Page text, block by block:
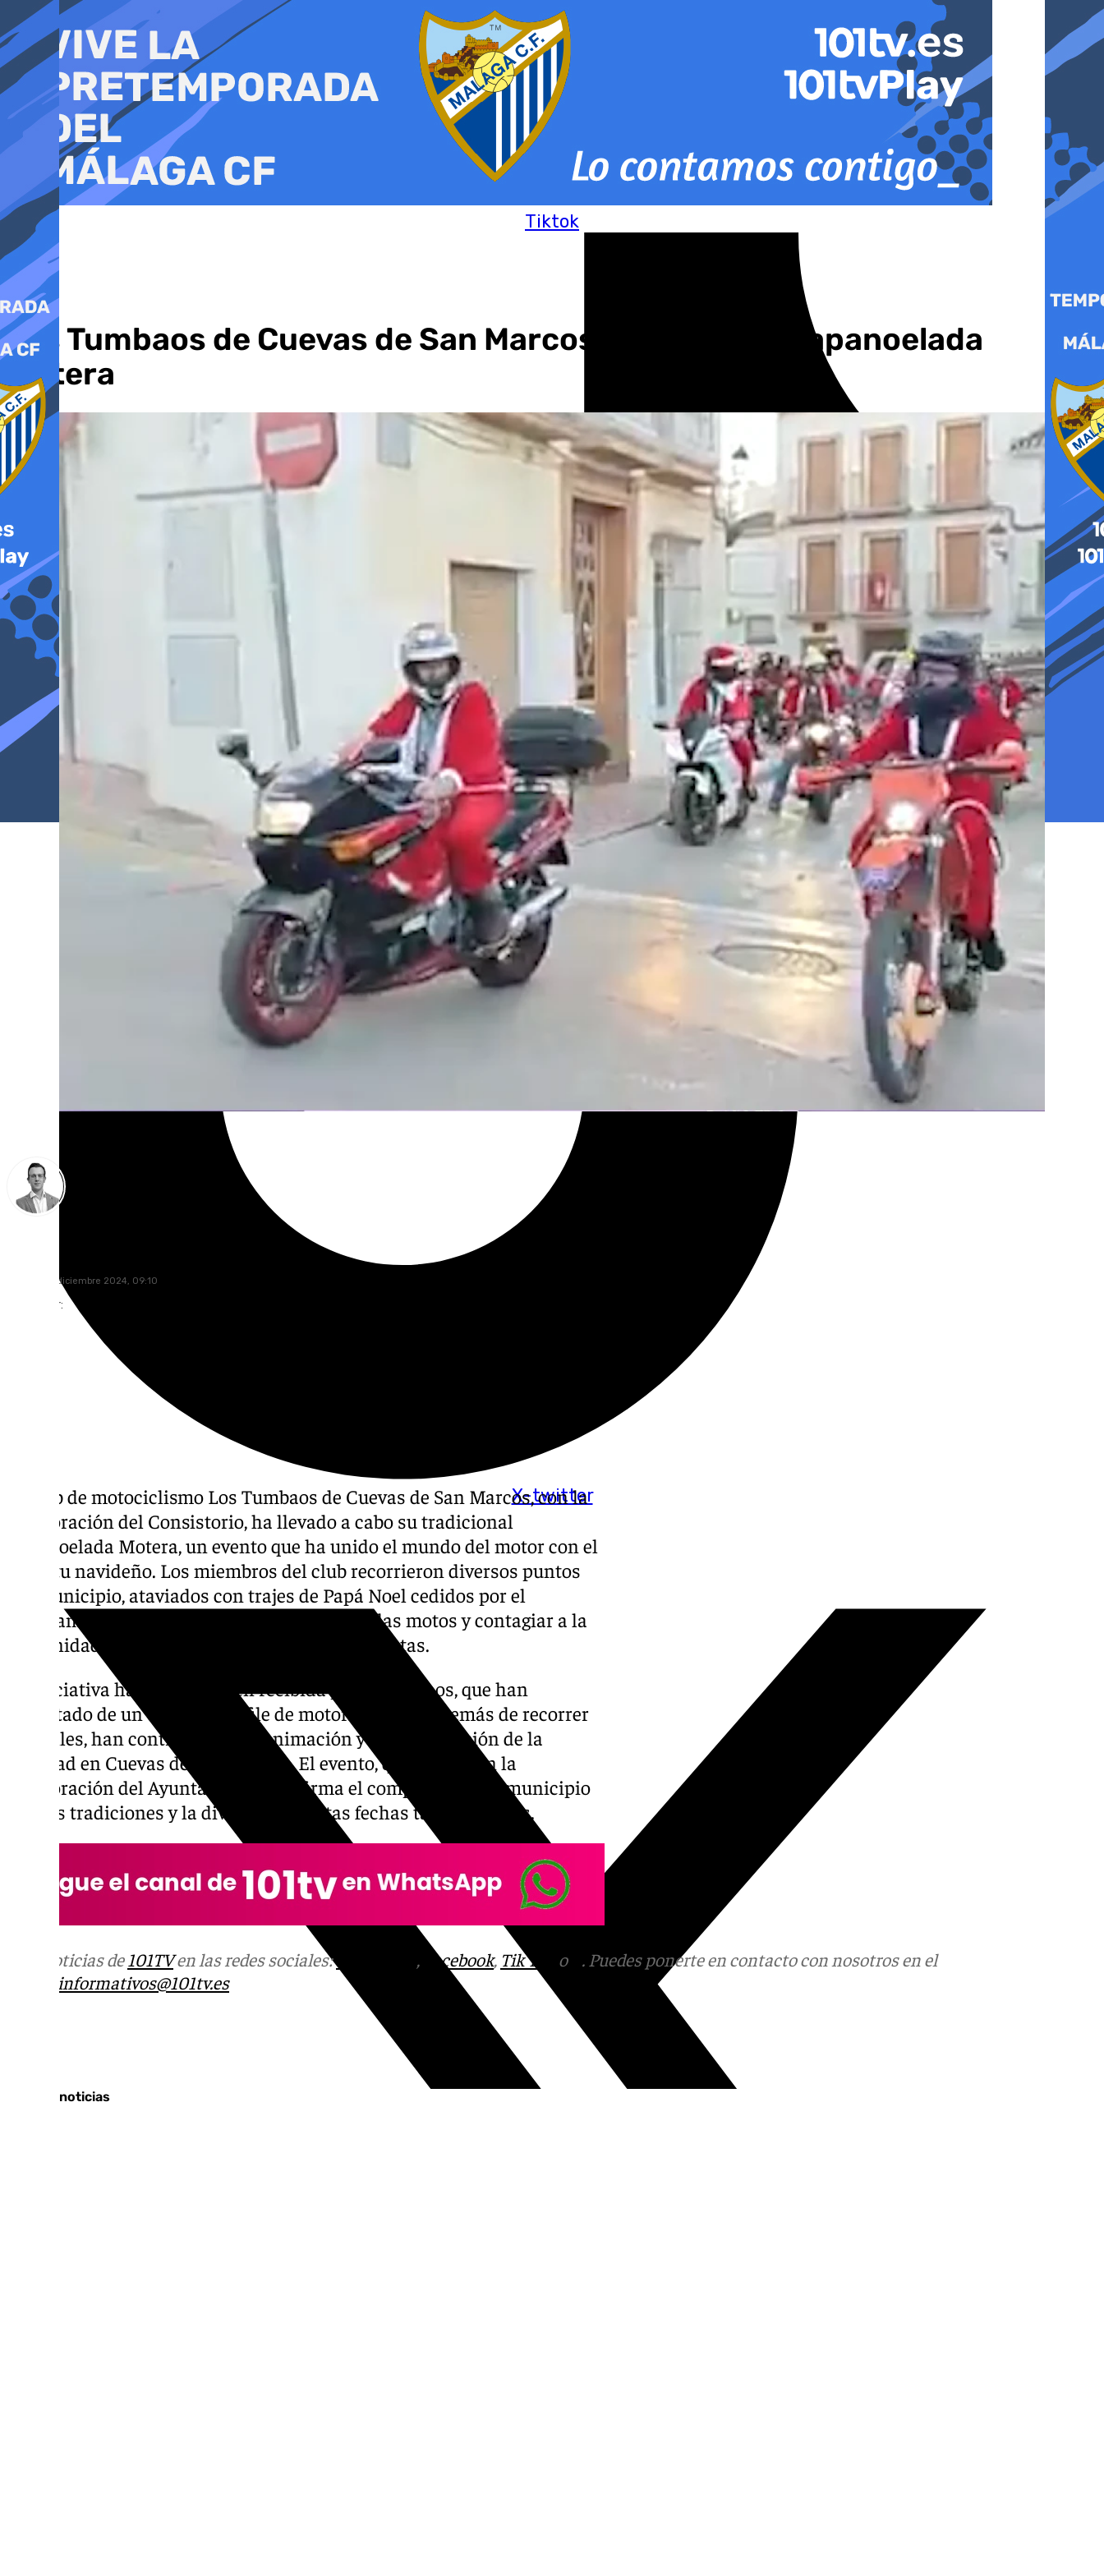
al
contenido
Tiktok
X-twitter
Los Tumbaos de Cuevas de San Marcos celebran su Papanoelada
Motera
martes, 24 diciembre 2024, 09:10
Compartir:
El club de motociclismo Los Tumbaos de Cuevas de San Marcos, con la
colaboración del Consistorio, ha llevado a cabo su tradicional
Papanoelada Motera, un evento que ha unido el mundo del motor con el
espíritu navideño. Los miembros del club recorrieron diversos puntos
del municipio, ataviados con trajes de Papá Noel cedidos por el
Ayuntamiento, para compartir su pasión por las motos y contagiar a la
comunidad con el ambiente festivo de estas fiestas.
La iniciativa ha sido muy bien recibida por los vecinos, que han
disfrutado de un original desfile de motoristas que, además de recorrer
las calles, han contribuido a la animación y a la celebración de la
Navidad en Cuevas de San Marcos. El evento, que contó con la
colaboración del Ayuntamiento, reafirma el compromiso del municipio
con las tradiciones y la diversión en estas fechas tan especiales.
Más noticias de 101TVen las redes sociales: , Facebook, Tik Tok o
. Puedes ponerte en contacto con nosotros en el
informativos@101tv.es
Últimas noticias